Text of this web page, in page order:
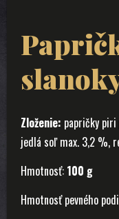
Zloženie: papričky piri
jedlá soľ max. 3,2 %,
Hmotnosť: 100 g
Hmotnosť pevného